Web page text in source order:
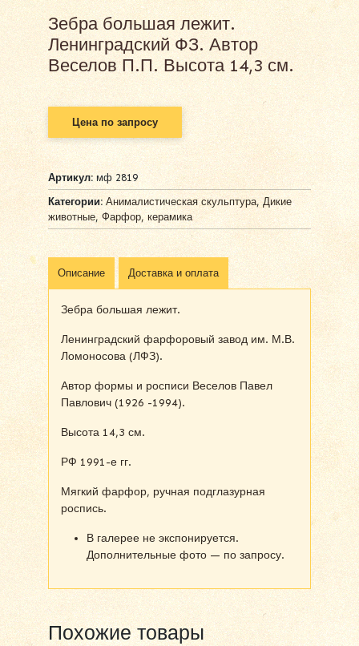
Зебра большая лежит.
Ленинградский ФЗ. Автор
Веселов П.П. Высота 14,3 см.
Цена по запросу
Артикул: мф 2819
Категории: Анималистическая скульптура,Дикие
животные,Фарфор, керамика
Описание Доставка и оплата
Зебра большая лежит.
Ленинградский фарфоровый завод им. М.В.
Ломоносова (ЛФЗ).
Автор формы и росписи Веселов Павел
Павлович (1926 -1994).
Высота 14,3 см.
РФ 1991-е гг.
Мягкий фарфор, ручная подглазурная
роспись.
В галерее не экспонируется.
Дополнительные фото — по запросу.
Похожие товары